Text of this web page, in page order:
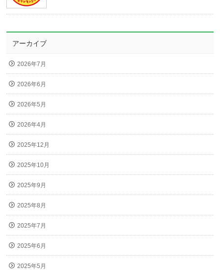
アーカイブ
2026年7月
2026年6月
2026年5月
2026年4月
2025年12月
2025年10月
2025年9月
2025年8月
2025年7月
2025年6月
2025年5月